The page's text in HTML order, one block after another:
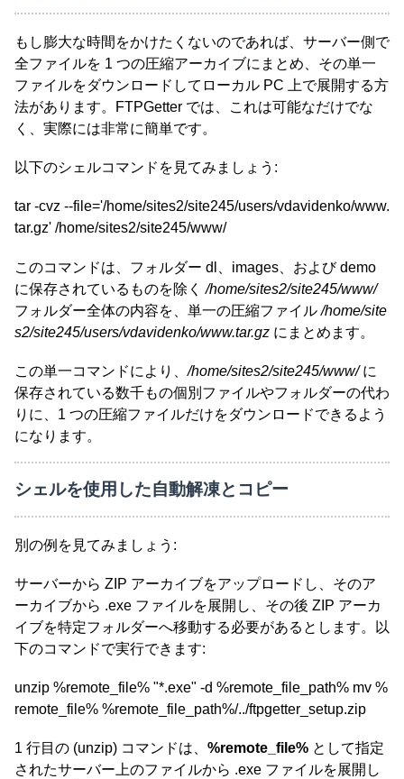
もし膨大な時間をかけたくないのであれば、サーバー側で
全ファイルを 1 つの圧縮アーカイブにまとめ、その単一
ファイルをダウンロードしてローカル PC 上で展開する方
法があります。FTPGetter では、これは可能なだけでな
く、実際には非常に簡単です。
以下のシェルコマンドを見てみましょう:
tar -cvz --file='/home/sites2/site245/users/vdavidenko/www.
tar.gz' /home/sites2/site245/www/
このコマンドは、フォルダー dl、images、および demo
に保存されているものを除く/home/sites2/site245/www/
フォルダー全体の内容を、単一の圧縮ファイル/home/site
s2/site245/users/vdavidenko/www.tar.gz にまとめます。
この単一コマンドにより、/home/sites2/site245/www/に
保存されている数千もの個別ファイルやフォルダーの代わ
りに、1 つの圧縮ファイルだけをダウンロードできるよう
になります。
シェルを使用した自動解凍とコピー
別の例を見てみましょう:
サーバーから ZIP アーカイブをアップロードし、そのア
ーカイブから .exe ファイルを展開し、その後 ZIP アーカ
イブを特定フォルダーへ移動する必要があるとします。以
下のコマンドで実行できます:
unzip %remote_file% "*.exe" -d %remote_file_path% mv %
remote_file% %remote_file_path%/../ftpgetter_setup.zip
1 行目の (unzip) コマンドは、 %remote_file% として指定
されたサーバー上のファイルから .exe ファイルを展開し